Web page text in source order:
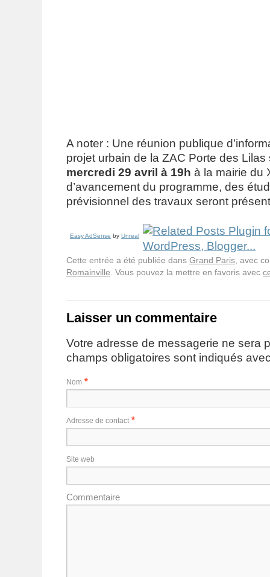
A noter : Une réunion publique
projet urbain de la ZAC Porte des Lilas
mercredi 29 avril à 19h à la mairie du
d’avancement du programme, des
prévisionnel des travaux seront
Easy AdSense by Unreal
Cette entrée a été publiée dans Grand Paris , avec
Romainville . Vous pouvez la mettre en favoris avec
Laisser un commentaire
Votre adresse de messagerie ne sera
champs obligatoires sont indiqués
Nom *
Adresse de contact *
Site web
Commentaire